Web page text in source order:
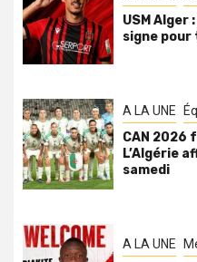
USM Alger
signe pour
A LA UNE
CAN 2026
L’Algérie
samedi
A LA UNE